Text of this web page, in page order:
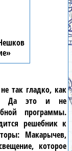
так гладко, как
Да это и не
программы.
решебник к
Макарычев,
которое